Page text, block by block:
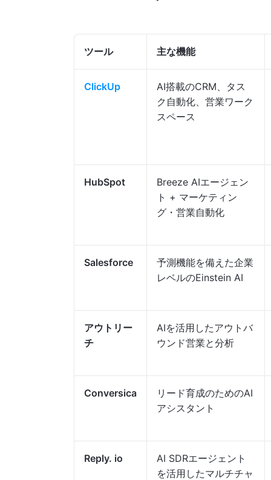
ツール 主な機能
ClickUp
AI搭載のCRM、タス
ク自動化、営業ワーク
スペース
HubSpot
Breeze AIエージェン
ト + マーケティン
グ・営業自動化
Salesforce
予測機能を備えた企業
レベルのEinstein AI
アウトリー
チ
AIを活用したアウトバ
ウンド営業と分析
Conversica
リード育成のためのAI
アシスタント
Reply. io
AI SDRエージェント
を活用したマルチチャ